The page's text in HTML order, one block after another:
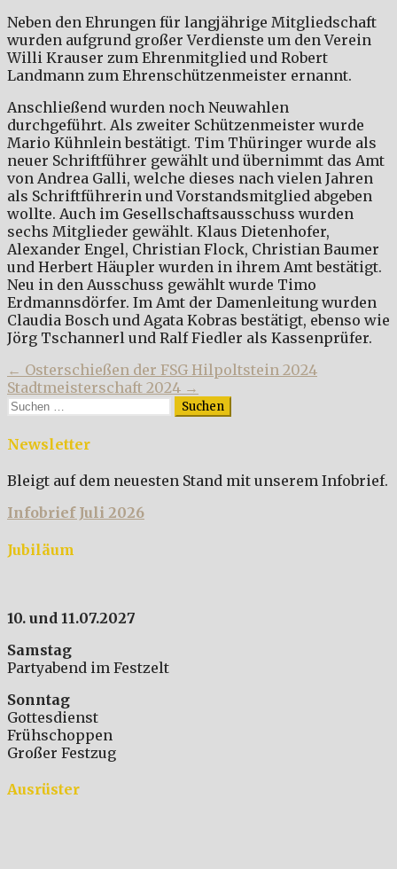
Neben den Ehrungen für langjährige Mitgliedschaft
wurden aufgrund großer Verdienste um den Verein
Willi Krauser zum Ehrenmitglied und Robert
Landmann zum Ehrenschützenmeister ernannt.
Anschließend wurden noch Neuwahlen
durchgeführt. Als zweiter Schützenmeister wurde
Mario Kühnlein bestätigt. Tim Thüringer wurde als
neuer Schriftführer gewählt und übernimmt das Amt
von Andrea Galli, welche dieses nach vielen Jahren
als Schriftführerin und Vorstandsmitglied abgeben
wollte. Auch im Gesellschaftsausschuss wurden
sechs Mitglieder gewählt. Klaus Dietenhofer,
Alexander Engel, Christian Flock, Christian Baumer
und Herbert Häupler wurden in ihrem Amt bestätigt.
Neu in den Ausschuss gewählt wurde Timo
Erdmannsdörfer. Im Amt der Damenleitung wurden
Claudia Bosch und Agata Kobras bestätigt, ebenso wie
Jörg Tschannerl und Ralf Fiedler als Kassenprüfer.
Beitragsnavigation
← Osterschießen der FSG Hilpoltstein 2024
Stadtmeisterschaft 2024 →
Suchen
Newsletter
Bleigt auf dem neuesten Stand mit unserem Infobrief.
Infobrief Juli 2026
Jubiläum
10. und 11.07.2027
Samstag
Partyabend im Festzelt
Sonntag
Gottesdienst
Frühschoppen
Großer Festzug
Ausrüster